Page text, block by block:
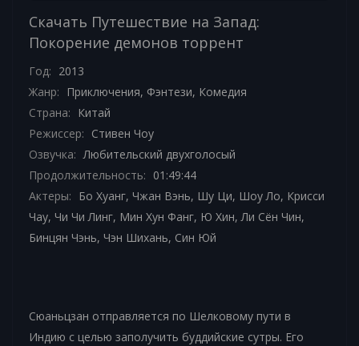
Скачать Путешествие на Запад:
Покорение демонов торрент
Год: 2013
Жанр: Приключения, Фэнтези, Комедия
Страна: Китай
Режиссер: Стивен Чоу
Озвучка: Любительский двухголосый
Продолжительность: 01:49:44
Актеры: Бо Хуанг, Чжан Вэнь, Шу Ци, Шоу Ло, Крисси
Чау, Чи Чи Линг, Мин Хун Фанг, Ю Хин, Ли Сён Чин,
Бинцян Чэнь, Чэн Шихань, Син Юй
Сюаньцзан отправляется по Шелковому пути в
Индию с целью заполучить буддийские сутры. Его